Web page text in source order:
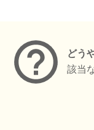
どう
該当